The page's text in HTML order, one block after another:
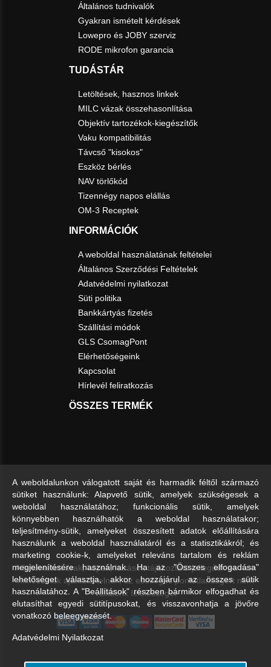
Általános tudnivalók
Gyakran ismételt kérdések
Lowepro és JOBY szerviz
RODE mikrofon garancia
TUDÁSTÁR
Letöltések, hasznos linkek
MILC vázak összehasonlítása
Objektív tartozékok-kiegészítők
Vaku kompatibilitás
Távcső "kisokos"
Eszköz bérlés
NAV törlőkód
Tizennégy napos elállás
OM-3 Receptek
INFORMÁCIÓK
A weboldal használatának feltételei
Általános Szerződési Feltételek
Adatvédelmi nyilatkozat
Süti politika
Bankkártyás fizetés
Szállítási módok
GLS CsomagPont
Elérhetőségeink
Kapcsolat
Hírlevél feliratkozás
ÖSSZES TERMÉK
A feltüntetett árak, képek, leírások tájékoztató jellegűek és nem
minősülnek ajánlattételnek, az esetleges pontatlanságért nem
vállalunk felelősséget
A weboldalunkon válogatott saját és harmadik féltől származó
sütiket használunk: Alapvető sütik, amelyek szükségesek a
weboldal használatához; funkcionális sütik, amelyek
könnyebben használhatók a weboldal használatakor;
teljesítmény-sütik, amelyeket összesített adatok előállítására
használunk a weboldal használatáról és a statisztikákról; és
marketing cookie-k, amelyeket releváns tartalom és reklám
megjelenítésére használnak. Ha az "Összes elfogadása"
lehetőséget választja, akkor hozzájárul az összes sütik
használatához. A "Beállítások" részben bármikor elfogadhat és
elutasíthat egyedi sütitípusokat, és visszavonhatja a jövőre
vonatkozó beleegyezését.
Adatvédelmi Nyilatkozat